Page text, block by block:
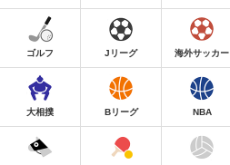
ゴルフ Jリーグ 海外サッカー
大相撲 Bリーグ NBA